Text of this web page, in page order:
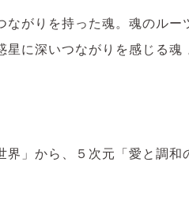
がりを持った魂。魂のルー
に深いつながりを感じる魂
界」から、５次元「愛と調